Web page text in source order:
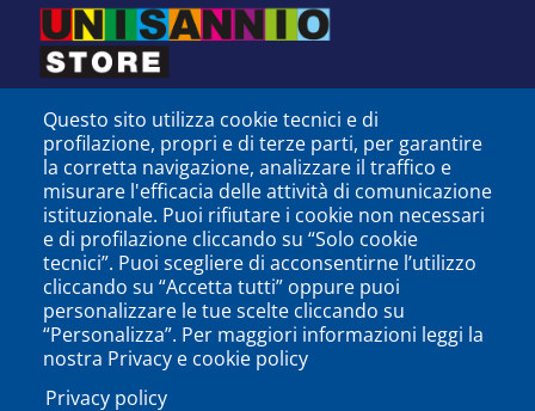
SEGUICI SU
Questo sito utilizza cookie tecnici e di
profilazione, propri e di terze parti, per garantire
la corretta navigazione, analizzare il traffico e
misurare l'efficacia delle attività di comunicazione
istituzionale. Puoi rifiutare i cookie non necessari
e di profilazione cliccando su “Solo cookie
tecnici”. Puoi scegliere di acconsentirne l’utilizzo
cliccando su “Accetta tutti” oppure puoi
personalizzare le tue scelte cliccando su
“Personalizza”. Per maggiori informazioni leggi la
nostra Privacy e cookie policy
Privacy policy